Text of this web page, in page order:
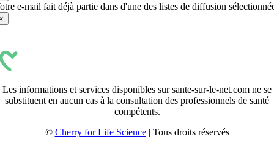
e-mail fait déjà partie dans d'une des listes de diffusion
Les informations et services disponibles sur sante-sur-le-net.com ne se
substituent en aucun cas à la consultation des professionnels de santé
compétents.
© Cherry for Life Science| Tous droits réservés